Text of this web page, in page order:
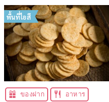
พื้นที่ไอสึ
ของฝาก อาหาร